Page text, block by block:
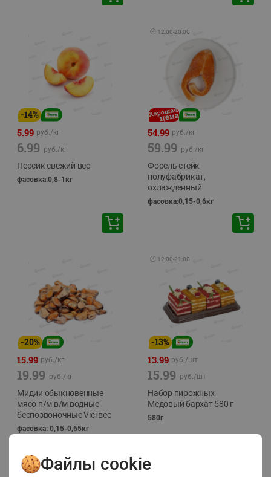
-14%
5.99 руб./кг
6.99 руб./кг
Персик свежий вес
фасовка:0,8-1кг
🕘 12:00-20:00
54.99 руб./кг
59.99 руб./кг
Форель стейк
полуфабрикат,
охлажденный
фасовка:0,15-0,6кг
-20%
15.99 руб./кг
19.99 руб./кг
Мидии обыкновенные
мясо п/м в/м водные
беспозвоночные Vici вес
фасовка: 0,15-0,65кг
🕘 12:00-21:00
-13%
13.99 руб./шт
15.99 руб./шт
Набор пирожных
Медовый бархат 580 г
580г
Файлы cookie